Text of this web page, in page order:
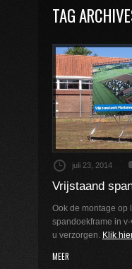
TAG
juli 23, 2014
Vrijstaand
Ook de montage op
spandoekframe in
u verzorgen. Klik
MEER